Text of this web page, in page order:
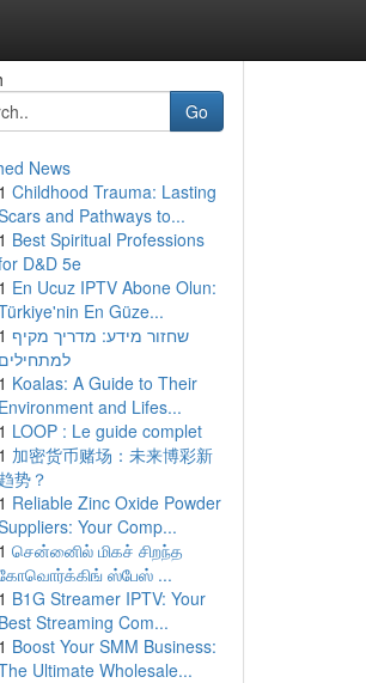
Go
News
1 Childhood Trauma: Lasting
and Pathways to...
1 Best Spiritual Professions
D&D 5e
1 En Ucuz IPTV Abone Olun:
En Güze...
1 שחזור מידע: מדריך מקיף
למתחילים
1 Koalas: A Guide to Their
Environment and Lifes...
1 LOOP : Le guide complet
1 加密货币赌场：未来博彩新
趋势？
1 Reliable Zinc Oxide Powder
Your Comp...
1 சென்னைில் மிகச் சிறந்த
ஸ்பேஸ் ...
1 B1G Streamer IPTV: Your
Best Streaming Com...
1 Boost Your SMM Business:
Ultimate Wholesale...